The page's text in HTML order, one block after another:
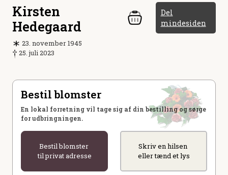
Kirsten
Hedegaard
Del
mindesiden
23. november 1945
25. juli 2023
Bestil blomster
En lokal forretning vil tage sig af din bestilling og sørge
for udbringningen.
Bestil blomster
til privat adresse
Skriv en hilsen
eller tænd et lys